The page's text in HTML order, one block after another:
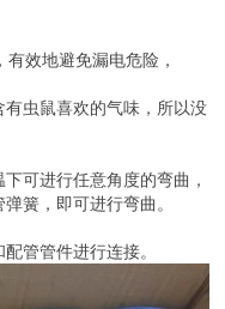
效地避免漏电危险，
虫鼠喜欢的气味，所以没
可进行任意角度的弯曲，
簧，即可进行弯曲。
管管件进行连接。